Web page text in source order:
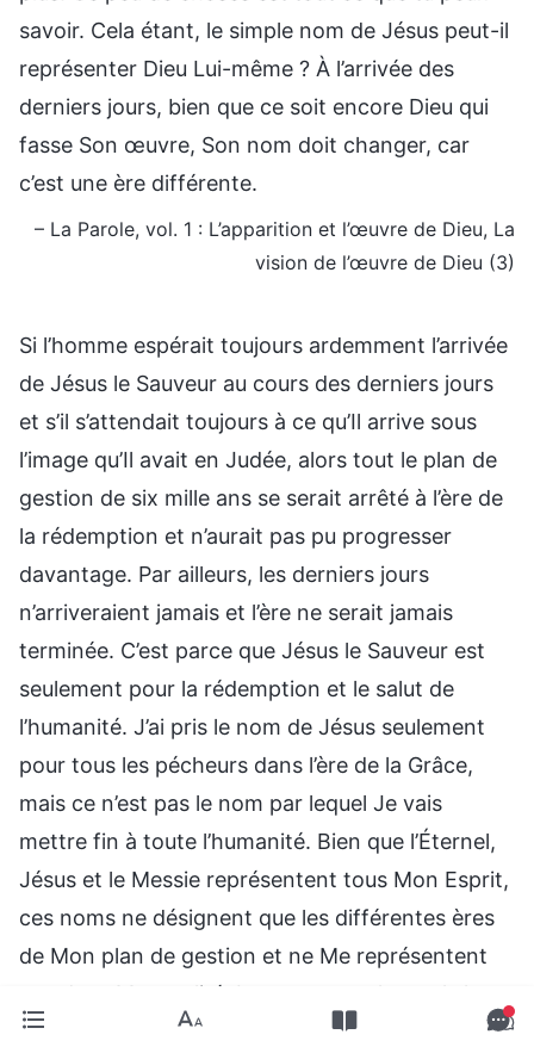
savoir. Cela étant, le simple nom de Jésus peut-il
représenter Dieu Lui-même ? À l’arrivée des
derniers jours, bien que ce soit encore Dieu qui
fasse Son œuvre, Son nom doit changer, car
c’est une ère différente.
– La Parole, vol. 1 : L’apparition et l’œuvre de Dieu, La
vision de l’œuvre de Dieu (3)
Si l’homme espérait toujours ardemment l’arrivée
de Jésus le Sauveur au cours des derniers jours
et s’il s’attendait toujours à ce qu’Il arrive sous
l’image qu’Il avait en Judée, alors tout le plan de
gestion de six mille ans se serait arrêté à l’ère de
la rédemption et n’aurait pas pu progresser
davantage. Par ailleurs, les derniers jours
n’arriveraient jamais et l’ère ne serait jamais
terminée. C’est parce que Jésus le Sauveur est
seulement pour la rédemption et le salut de
l’humanité. J’ai pris le nom de Jésus seulement
pour tous les pécheurs dans l’ère de la Grâce,
mais ce n’est pas le nom par lequel Je vais
mettre fin à toute l’humanité. Bien que l’Éternel,
Jésus et le Messie représentent tous Mon Esprit,
ces noms ne désignent que les différentes ères
de Mon plan de gestion et ne Me représentent
pas dans Ma totalité. Les noms par lesquels les
gens de la terre M’appellent ne peuvent pas